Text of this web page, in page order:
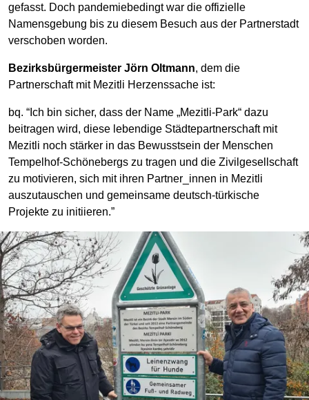
gefasst. Doch pandemiebedingt war die offizielle
Namensgebung bis zu diesem Besuch aus der Partnerstadt
verschoben worden.
Bezirksbürgermeister Jörn Oltmann, dem die
Partnerschaft mit Mezitli Herzenssache ist:
bq. “Ich bin sicher, dass der Name „Mezitli-Park“ dazu
beitragen wird, diese lebendige Städtepartnerschaft mit
Mezitli noch stärker in das Bewusstsein der Menschen
Tempelhof-Schönebergs zu tragen und die Zivilgesellschaft
zu motivieren, sich mit ihren Partner_innen in Mezitli
auszutauschen und gemeinsame deutsch-türkische
Projekte zu initiieren.”